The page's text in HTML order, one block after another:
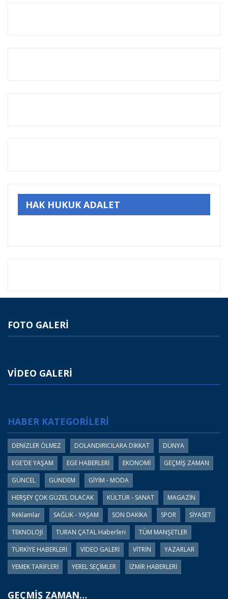
HAK HUKUK ADALET
FOTO GALERİ
VİDEO GALERİ
HABER KATEGORİLERİ
DENİZLER ÖLMEZ DOLANDIRICILARA DİKKAT
DÜNYA
EGE'DE YAŞAM
EGE HABERLERİ EKONOMİ
GEÇMİŞ ZAMAN
GÜNCEL
GÜNDEM
GİYİM - MODA
HERŞEY ÇOK GÜZEL OLACAK
KÜLTÜR - SANAT
MAGAZİN
Reklamlar
SAĞLIK - YAŞAM SON DAKİKA SPOR
SİYASET
TEKNOLOJİ
TURAN ÇATAL Haberleri
TÜM MANŞETLER
TÜRKİYE HABERLERİ
VİDEO GALERİ VİTRİN
YAZARLAR
YEMEK TARİFLERİ
YEREL SEÇİMLER İZMİR HABERLERİ
GEÇMİŞ ZAMAN…